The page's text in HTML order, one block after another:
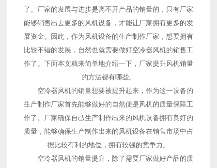
了。厂家的发展与进步是离不开产品的销量的，只有厂家
能够销售出去更多的风机设备，才能让厂家拥有更多的发
展资金。因此，作为风机设备的生产制作厂家，想要拥有
比较不错的发展，自然也就需要做好空冷器风机的销售工
作了。下面本文就来简单地介绍一下，厂家提升风机销量
的方法都有哪些。
空冷器风机的销量想要被提升起来，作为这一设备的
生产制作厂家首先能够做好的自然便是风机的质量保障工
作了。厂家确保自己生产制作出来的风机设备拥有良好的
质量，能够确保生产制作出来的风机设备在销售市场中占
据比较有利的地位，拥有较强的竞争力。
空冷器风机的销量提升，除了需要厂家做好产品的质